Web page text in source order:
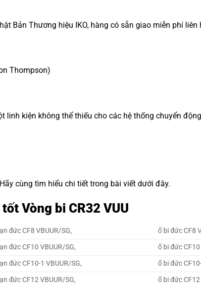
Bản Thương hiệu IKO, hàng có sẵn giao miễn phí
Thompson)
linh kiện không thể thiếu cho các hệ thống chuyển động
cùng tìm hiểu chi tiết trong bài viết dưới đây.
Vòng bi CR32 VUU
đức CF8 VBUUR/SG,
ổ bi đức CF8
đức CF10 VBUUR/SG,
ổ bi đức CF10
đức CF10-1 VBUUR/SG,
ổ bi đức
đức CF12 VBUUR/SG,
ổ bi đức CF12